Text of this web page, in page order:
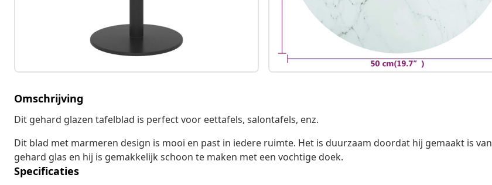
Omschrijving
Dit gehard glazen tafelblad is perfect voor eettafels, salontafels, enz.
Dit blad met marmeren design is mooi en past in iedere ruimte. Het is duurzaam doordat hij gemaakt is van
gehard glas en hij is gemakkelijk schoon te maken met een vochtige doek.
Specificaties